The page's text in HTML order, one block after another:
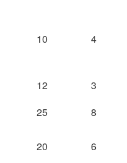
10
4
12
3
25
8
20
6